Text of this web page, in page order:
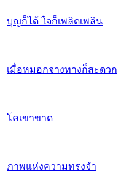
บุญก็ได้ ใจก็เพลิดเพลิน
เมื่อหมอกจางทางก็สะดวก
โคเขาขาด
ภาพแห่งความทรงจำ